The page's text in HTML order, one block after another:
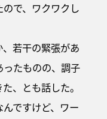
で、ワクワクし
若干の緊張があ
たものの、調子
、とも話した。
んですけど、ワー